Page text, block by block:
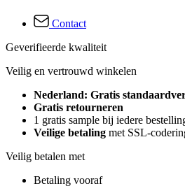
Contact
Geverifieerde kwaliteit
Veilig en vertrouwd winkelen
Nederland: Gratis
Gratis retourneren
1 gratis sample bij iedere
Veilige betaling met SSL-
Veilig betalen met
Betaling vooraf